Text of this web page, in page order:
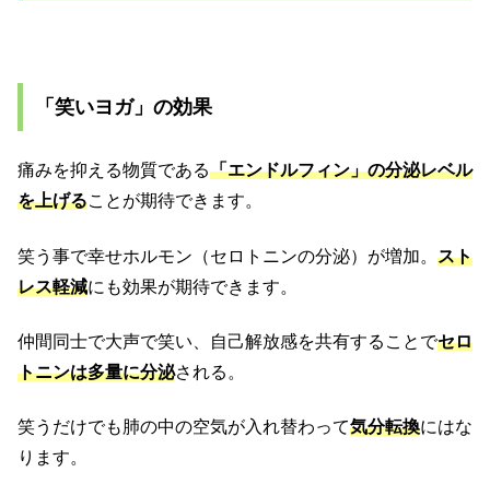
「笑いヨガ」の効果
痛みを抑える物質である「エンドルフィン」の分泌レベル
を上げることが期待できます。
笑う事で幸せホルモン（セロトニンの分泌）が増加。 スト
レス軽減にも効果が期待できます。
仲間同士で大声で笑い、自己解放感を共有することでセロ
トニンは多量に分泌される。
笑うだけでも肺の中の空気が入れ替わって気分転換にはな
ります。